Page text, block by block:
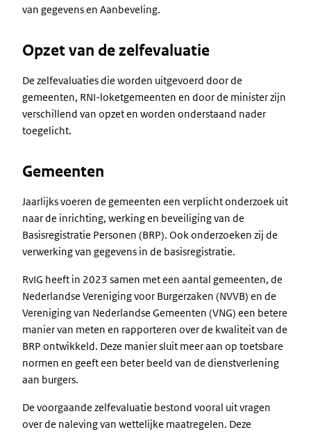
van gegevens en Aanbeveling.
Opzet van de zelfevaluatie
De zelfevaluaties die worden uitgevoerd door de
gemeenten, RNI-loketgemeenten en door de minister zijn
verschillend van opzet en worden onderstaand nader
toegelicht.
Gemeenten
Jaarlijks voeren de gemeenten een verplicht onderzoek uit
naar de inrichting, werking en beveiliging van de
Basisregistratie Personen (BRP). Ook onderzoeken zij de
verwerking van gegevens in de basisregistratie.
RvIG heeft in 2023 samen met een aantal gemeenten, de
Nederlandse Vereniging voor Burgerzaken (NVVB) en de
Vereniging van Nederlandse Gemeenten (VNG) een betere
manier van meten en rapporteren over de kwaliteit van de
BRP ontwikkeld. Deze manier sluit meer aan op toetsbare
normen en geeft een beter beeld van de dienstverlening
aan burgers.
De voorgaande zelfevaluatie bestond vooral uit vragen
over de naleving van wettelijke maatregelen. Deze